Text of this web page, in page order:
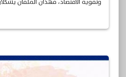
وتقوية الاقتصاد، فهذان الملفان